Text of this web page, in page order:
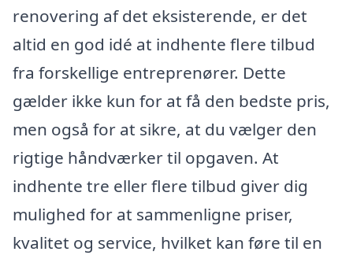
renovering af det eksisterende, er det
altid en god idé at indhente flere tilbud
fra forskellige entreprenører. Dette
gælder ikke kun for at få den bedste pris,
men også for at sikre, at du vælger den
rigtige håndværker til opgaven. At
indhente tre eller flere tilbud giver dig
mulighed for at sammenligne priser,
kvalitet og service, hvilket kan føre til en